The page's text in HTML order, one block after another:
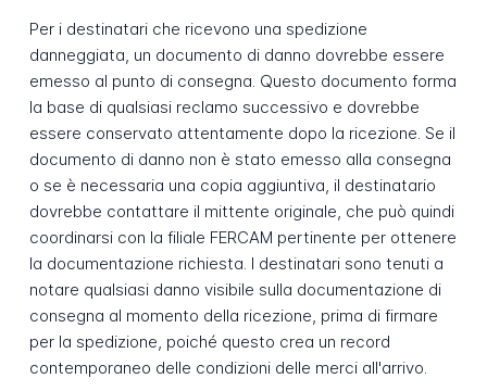
Per i destinatari che ricevono una spedizione
danneggiata, un documento di danno dovrebbe essere
emesso al punto di consegna. Questo documento forma
la base di qualsiasi reclamo successivo e dovrebbe
essere conservato attentamente dopo la ricezione. Se il
documento di danno non è stato emesso alla consegna
o se è necessaria una copia aggiuntiva, il destinatario
dovrebbe contattare il mittente originale, che può quindi
coordinarsi con la filiale FERCAM pertinente per ottenere
la documentazione richiesta. I destinatari sono tenuti a
notare qualsiasi danno visibile sulla documentazione di
consegna al momento della ricezione, prima di firmare
per la spedizione, poiché questo crea un record
contemporaneo delle condizioni delle merci all'arrivo.